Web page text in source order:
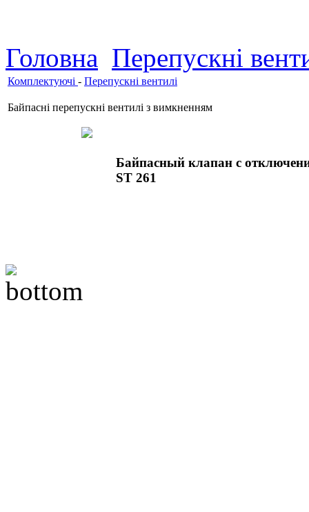
Головна Перепускні
Комплектуючі - Перепускні вентилі
Байпасні перепускні вентилі з вимкненням
Байпасный клапан с
ST 261